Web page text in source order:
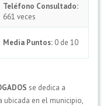
Teléfono Consultado:
661 veces
Media Puntos: 0 de 10
se dedica a
ubicada en el municipio,